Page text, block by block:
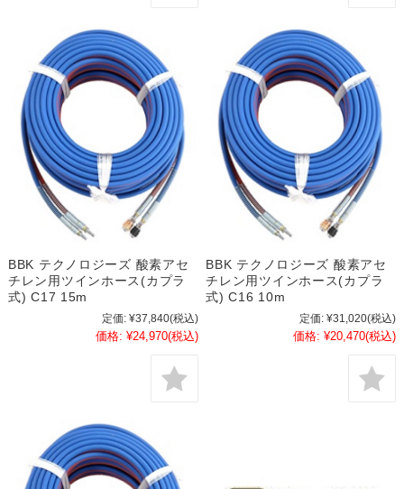
BBK テクノロジーズ 酸素アセ
チレン用ツインホース(カプラ
式) C17 15m
定価: ¥37,840(税込)
価格: ¥24,970(税込)
BBK テクノロジーズ 酸素アセ
チレン用ツインホース(カプラ
式) C16 10m
定価: ¥31,020(税込)
価格: ¥20,470(税込)